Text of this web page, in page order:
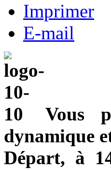
Imprimer
E-mail
Vous
dynamique
Départ, à